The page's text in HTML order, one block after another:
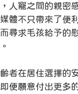
人寵之間的親密
體不只帶來了便
尋求毛孩給予的
者在居住選擇的
便願意付出更多